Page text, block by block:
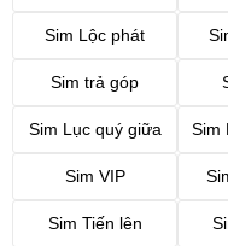
Sim Lộc phát
Sim trả góp
Sim Lục quý giữa Sim
Sim VIP
Sim Tiến lên